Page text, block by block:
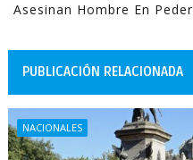
Asesinan Hombre En
PUBLICACIÓN RELACIONADA
NACIONALES